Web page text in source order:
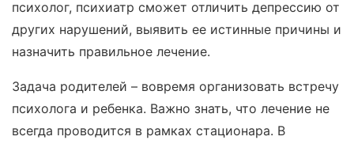
психолог, психиатр сможет отличить депрессию от
других нарушений, выявить ее истинные причины и
назначить правильное лечение.
Задача родителей – вовремя организовать встречу
психолога и ребенка. Важно знать, что лечение не
всегда проводится в рамках стационара. В